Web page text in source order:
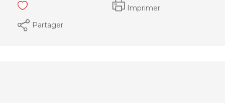
Imprimer
Partager